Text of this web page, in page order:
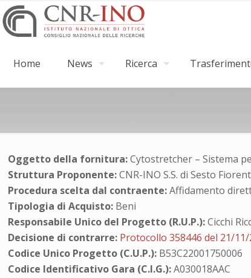
Home News Ricerca
Oggetto della fornitura:Cytostretcher – Sistema
Struttura Proponente:CNR-INO S.S. di Sesto
Procedura scelta dal contraente:Affidamento
Tipologia di Acquisto: Beni
Responsabile Unico del Progetto (R.U.P.):Cicchi
Decisione di contrarre: Protocollo 358446 del 21/11/
Codice Unico Progetto (C.U.P.): B53C22001750006
Codice Identificativo Gara (C.I.G.):A030018AAC